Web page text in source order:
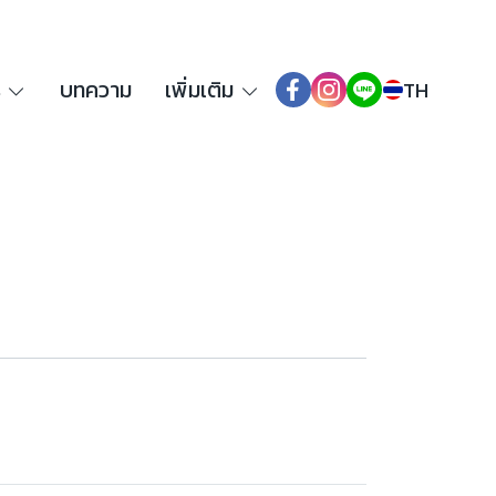
บทความ เพิ่มเติม TH